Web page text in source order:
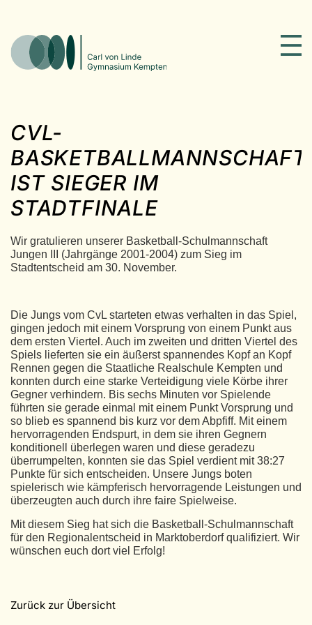
CVL-
BASKETBALLMANNSCHAFT
IST SIEGER IM
STADTFINALE
Wir gratulieren unserer Basketball-Schulmannschaft
Jungen III (Jahrgänge 2001-2004) zum Sieg im
Stadtentscheid am 30. November.
Die Jungs vom CvL starteten etwas verhalten in das Spiel,
gingen jedoch mit einem Vorsprung von einem Punkt aus
dem ersten Viertel. Auch im zweiten und dritten Viertel des
Spiels lieferten sie ein äußerst spannendes Kopf an Kopf
Rennen gegen die Staatliche Realschule Kempten und
konnten durch eine starke Verteidigung viele Körbe ihrer
Gegner verhindern. Bis sechs Minuten vor Spielende
führten sie gerade einmal mit einem Punkt Vorsprung und
so blieb es spannend bis kurz vor dem Abpfiff. Mit einem
hervorragenden Endspurt, in dem sie ihren Gegnern
konditionell überlegen waren und diese geradezu
überrumpelten, konnten sie das Spiel verdient mit 38:27
Punkte für sich entscheiden. Unsere Jungs boten
spielerisch wie kämpferisch hervorragende Leistungen und
überzeugten auch durch ihre faire Spielweise.
Mit diesem Sieg hat sich die Basketball-Schulmannschaft
für den Regionalentscheid in Marktoberdorf qualifiziert. Wir
wünschen euch dort viel Erfolg!
Zurück zur Übersicht